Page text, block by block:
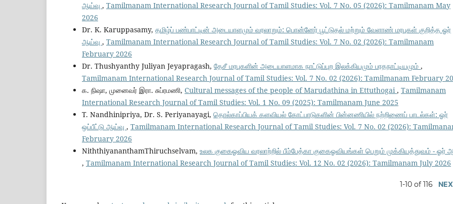
ஆய்வு , Tamilmanam International Research Journal of Tamil Studies: Vol. 7 No. 05 (2026): Tamilmanam May
2026
Dr. K. Karuppasamy, தமிழ்ப் பண்பாட்டின் அடையாளமும் வரலாறும்: பொன்னேர் பூட்டுதல் மற்றும் வேளாண் மரபுகள் குறித்த ஓர்
ஆய்வு , Tamilmanam International Research Journal of Tamil Studies: Vol. 7 No. 02 (2026): Tamilmanam
February 2026
Dr. Thushyanthy Juliyan Jeyapragash, தேசீ மரபுகளின் அடையாளமாக நாட்டுப்புற இலக்கியமும் பரதநாட்டியமும் ,
Tamilmanam International Research Journal of Tamil Studies: Vol. 7 No. 02 (2026): Tamilmanam February
க. நிஷா, முனைவர் இரா. சுப்ரமணி, Cultural messages of the people of Marudathina in Ettuthogai, Tamilmanam
International Research Journal of Tamil Studies: Vol. 1 No. 09 (2025): Tamilmanam June 2025
T. Nandhinipriya, Dr. S. Periyanayagi, தொல்காப்பியக் களவியல் கோட்பாடுகளின் பின்னணியில் நற்றிணைப் பாடல்கள்: ஓர்
ஒப்பீட்டு ஆய்வு , Tamilmanam International Research Journal of Tamil Studies: Vol. 7 No. 02 (2026):
February 2026
NiththiyananthamThiruchselvam, உலக குகைஓவிய வரலாற்றில் பீம்பேத்கா குகைஓவியங்கள் பெறும் முக்கியத்துவம் - ஓர்
, Tamilmanam International Research Journal of Tamil Studies: Vol. 12 No. 02 (2026): Tamilmanam July 2026
1-10 of 116